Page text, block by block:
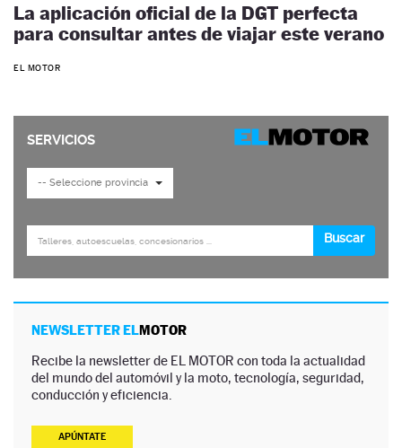
La aplicación oficial de la DGT perfecta
para consultar antes de viajar este verano
EL MOTOR
NEWSLETTER ELMOTOR
Recibe la newsletter de EL MOTOR con toda la actualidad
del mundo del automóvil y la moto, tecnología, seguridad,
conducción y eficiencia.
APÚNTATE